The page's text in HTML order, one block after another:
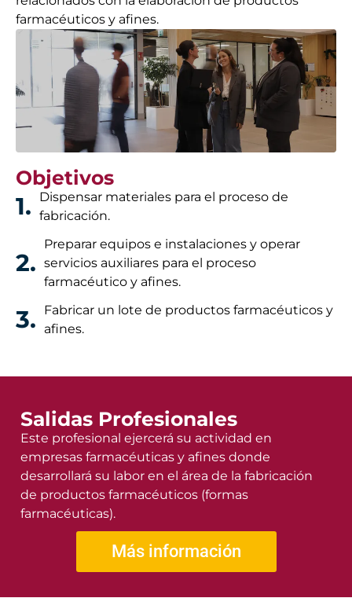
farmacéuticos y afines.
Objetivos
1.
Dispensar materiales para el proceso de
fabricación.
2.
Preparar equipos e instalaciones y operar
servicios auxiliares para el proceso
farmacéutico y afines.
3.
Fabricar un lote de productos farmacéuticos y
afines.
Salidas Profesionales
Este profesional ejercerá su actividad en
empresas farmacéuticas y afines donde
desarrollará su labor en el área de la fabricación
de productos farmacéuticos (formas
farmacéuticas).
Más información